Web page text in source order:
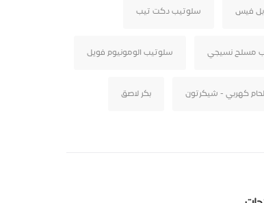
فيس سلوتيب دكت تيب
مسلح نسيجي سلوتيب الومونيوم فويل
كهربي - شيكرتون بكر لاصق